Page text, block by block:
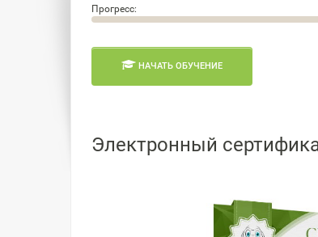
Прогресс:
0.0%
НАЧАТЬ ОБУЧЕНИЕ
Электронный